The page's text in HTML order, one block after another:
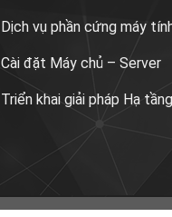
Dịch vụ phần cứng máy
Cài đặt Máy chủ – Server
Triển khai giải pháp Hạ